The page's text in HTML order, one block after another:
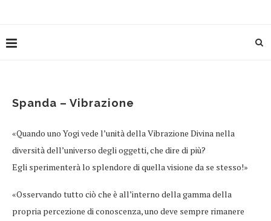
Spanda – Vibrazione
«Quando uno Yogi vede l’unità della Vibrazione Divina nella
diversità dell’universo degli oggetti, che dire di più?
Egli sperimenterà lo splendore di quella visione da se stesso!»
«Osservando tutto ciò che è all’interno della gamma della
propria percezione di conoscenza, uno deve sempre rimanere